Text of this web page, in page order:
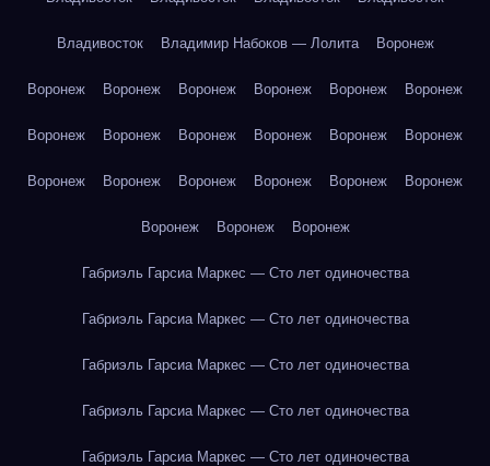
Владивосток Владимир Набоков — Лолита Воронеж
Воронеж Воронеж Воронеж Воронеж Воронеж Воронеж
Воронеж Воронеж Воронеж Воронеж Воронеж Воронеж
Воронеж Воронеж Воронеж Воронеж Воронеж Воронеж
Воронеж Воронеж Воронеж
Габриэль Гарсиа Маркес — Сто лет одиночества
Габриэль Гарсиа Маркес — Сто лет одиночества
Габриэль Гарсиа Маркес — Сто лет одиночества
Габриэль Гарсиа Маркес — Сто лет одиночества
Габриэль Гарсиа Маркес — Сто лет одиночества